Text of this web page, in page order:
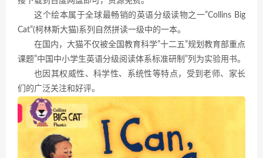
这个绘本属于全球最畅销的英语分级读物之一”Collins Big
Cat”(柯林斯大猫)系列自然拼读一级中的一本。
在国内，大猫不仅被全国教育科学”十二五”规划教育部重点
课题”中国中小学生英语分级阅读体系标准研制”列为实验用书。
也因其权威性、科学性、系统性等特点，受到老师、家长
们的广泛关注和好评。